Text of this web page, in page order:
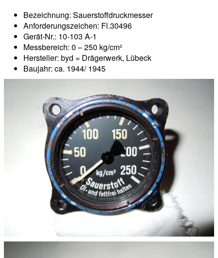
Bezeichnung: Sauerstoffdruckmesser
Anforderungszeichen: Fl.30496
Gerät-Nr.: 10-103 A-1
Messbereich: 0 – 250 kg/cm²
Hersteller: byd = Drägerwerk, Lübeck
Baujahr: ca. 1944/ 1945